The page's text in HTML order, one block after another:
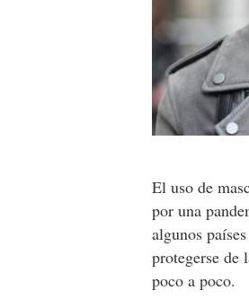
El uso de
por una
algunos
protegerse de
poco a poco.